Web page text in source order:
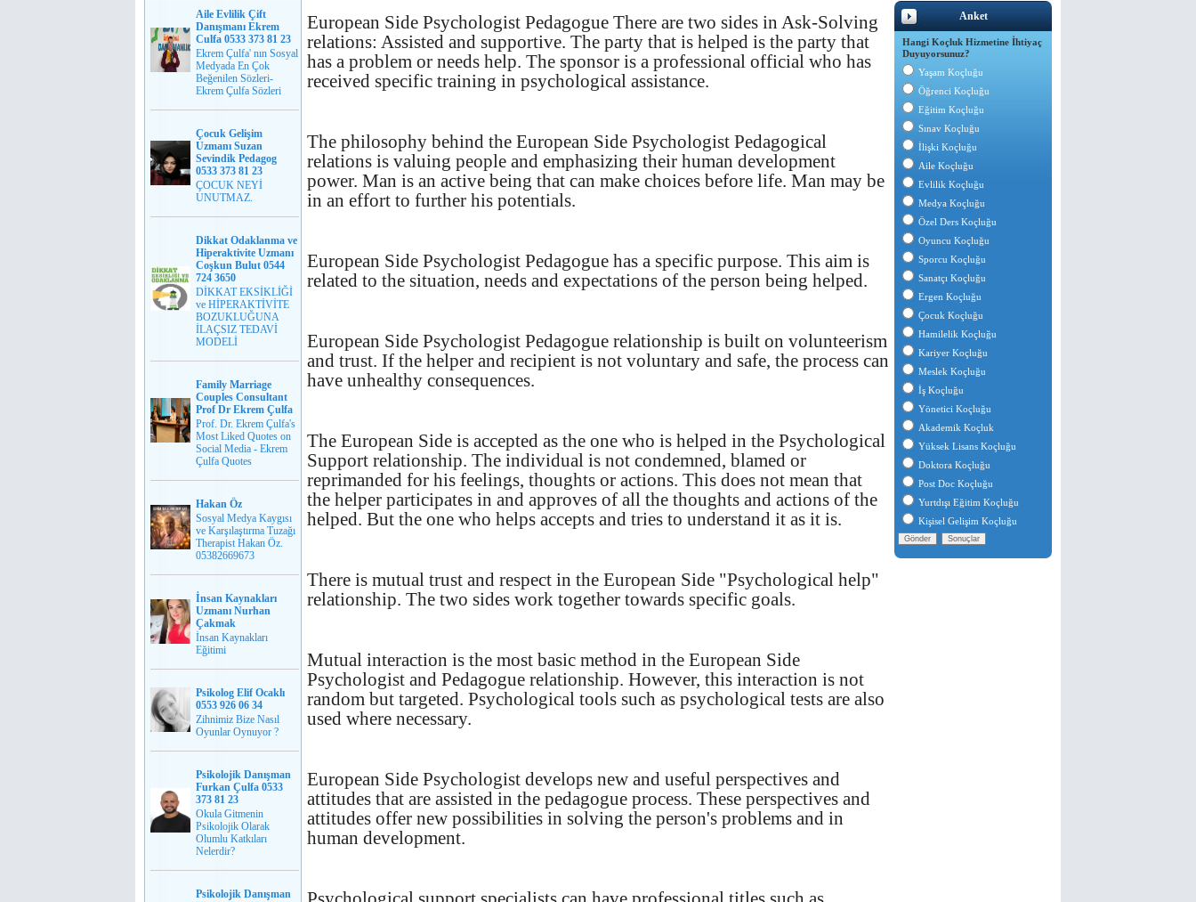
Aile Evlilik Çift
Danışmanı Ekrem
Culfa 0533 373 81 23
Ekrem Çulfa' nın Sosyal
Medyada En Çok
Beğenilen Sözleri-
Ekrem Çulfa Sözleri
Çocuk Gelişim
Uzmanı Suzan
Sevindik Pedagog
0533 373 81 23
ÇOCUK NEYİ
UNUTMAZ.
Dikkat Odaklanma ve
Hiperaktivite Uzmanı
Coşkun Bulut 0544
724 3650
DİKKAT EKSİKLİĞİ
ve HİPERAKTİVİTE
BOZUKLUĞUNA
İLAÇSIZ TEDAVİ
MODELİ
Family Marriage
Couples Consultant
Prof Dr Ekrem Çulfa
Prof. Dr. Ekrem Çulfa's
Most Liked Quotes on
Social Media - Ekrem
Çulfa Quotes
Hakan Öz
Sosyal Medya Kaygısı
ve Karşılaştırma Tuzağı
Therapist Hakan Öz.
05382669673
İnsan Kaynakları
Uzmanı Nurhan
Çakmak
İnsan Kaynakları
Eğitimi
Psikolog Elif Ocaklı
0553 926 06 34
Zihnimiz Bize Nasıl
Oyunlar Oynuyor ?
Psikolojik Danışman
Furkan Çulfa 0533
373 81 23
Okula Gitmenin
Psikolojik Olarak
Olumlu Katkıları
Nelerdir?
Psikolojik Danışman
European Side Psychologist Pedagogue There are two sides in Ask-Solving
relations: Assisted and supportive. The party that is helped is the party that
has a problem or needs help. The sponsor is a professional official who has
received specific training in psychological assistance.
The philosophy behind the European Side Psychologist Pedagogical
relations is valuing people and emphasizing their human development
power. Man is an active being that can make choices before life. Man may be
in an effort to further his potentials.
European Side Psychologist Pedagogue has a specific purpose. This aim is
related to the situation, needs and expectations of the person being helped.
European Side Psychologist Pedagogue relationship is built on volunteerism
and trust. If the helper and recipient is not voluntary and safe, the process can
have unhealthy consequences.
The European Side is accepted as the one who is helped in the Psychological
Support relationship. The individual is not condemned, blamed or
reprimanded for his feelings, thoughts or actions. This does not mean that
the helper participates in and approves of all the thoughts and actions of the
helped. But the one who helps accepts and tries to understand it as it is.
There is mutual trust and respect in the European Side "Psychological help"
relationship. The two sides work together towards specific goals.
Mutual interaction is the most basic method in the European Side
Psychologist and Pedagogue relationship. However, this interaction is not
random but targeted. Psychological tools such as psychological tests are also
used where necessary.
European Side Psychologist develops new and useful perspectives and
attitudes that are assisted in the pedagogue process. These perspectives and
attitudes offer new possibilities in solving the person's problems and in
human development.
Anket
Hangi Koçluk Hizmetine İhtiyaç
Duyuyorsunuz?
Yaşam Koçluğu
Öğrenci Koçluğu
Eğitim Koçluğu
Sınav Koçluğu
İlişki Koçluğu
Aile Koçluğu
Evlilik Koçluğu
Medya Koçluğu
Özel Ders Koçluğu
Oyuncu Koçluğu
Sporcu Koçluğu
Sanatçı Koçluğu
Ergen Koçluğu
Çocuk Koçluğu
Hamilelik Koçluğu
Kariyer Koçluğu
Meslek Koçluğu
İş Koçluğu
Yönetici Koçluğu
Akademik Koçluk
Yüksek Lisans Koçluğu
Doktora Koçluğu
Post Doc Koçluğu
Yurtdışı Eğitim Koçluğu
Kişisel Gelişim Koçluğu